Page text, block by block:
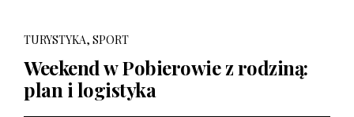
TURYSTYKA, SPORT
Weekend w Pobierowie z rodziną:
plan i logistyka